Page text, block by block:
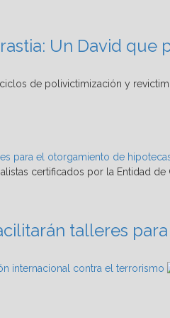
Un David
de polivictimización y
para el otorgamiento de
talleres
internacional contra el terrorismo